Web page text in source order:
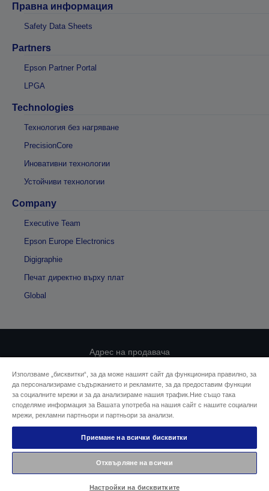
Правна информация
Safety Data Sheets
Partners
Epson Partner Portal
LPGA
Technologies
Технология без нагряване
PrecisionCore
Иновативни технологии
Устойчиви технологии
Company
Executive Team
Epson Europe Electronics
Digigraphie
Печат директно върху плат
Global
Адрес на продавача
Декларация за поверителност
EU Data Act Compliance
Свържете се с нас за Вашите данни
Информация за бисквитките
Ангажимент за достъпност на Epson
Използваме „бисквитки“, за да може нашият сайт да функционира правилно, за
да персонализираме съдържанието и рекламите, за да предоставим функции
за социалните мрежи и за да анализираме нашия трафик.Ние също така
споделяме информация за Вашата употреба на нашия сайт с нашите социални
мрежи, рекламни партньори и партньори за анализи.
Приемане на всички бисквитки
Отхвърляне на всички
Настройки на бисквитките